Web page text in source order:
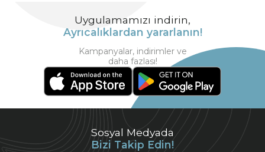
Sosyal Medyada
Bizi Takip Edin!
Uygulamamızı indirin,
Ayrıcalıklardan yararlanın!
Kampanyalar, indirimler ve
daha fazlası!